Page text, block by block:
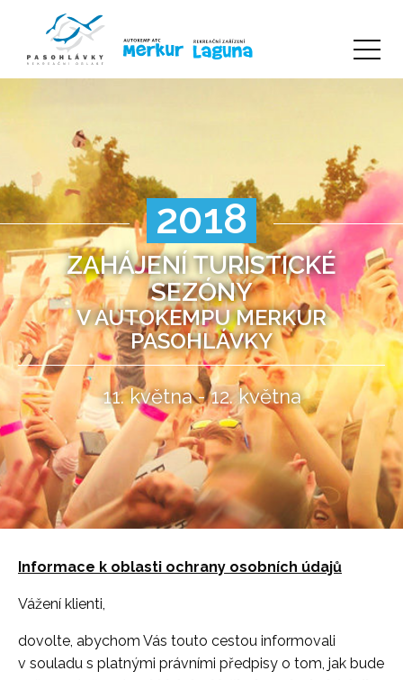
2018
ZAHÁJENÍ TURISTICKÉ
SEZÓNY
V AUTOKEMPU MERKUR
PASOHLÁVKY
11. května - 12. května
Informace k oblasti ochrany osobních údajů
Vážení klienti,
dovolte, abychom Vás touto cestou informovali
v souladu s platnými právními předpisy o tom, jak bude